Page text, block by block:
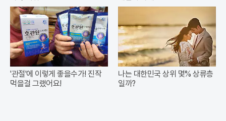
'관절'에 이렇게 좋을수가! 진작
먹을걸 그랬어요!
나는 대한민국 상위 몇% 상류층
일까?